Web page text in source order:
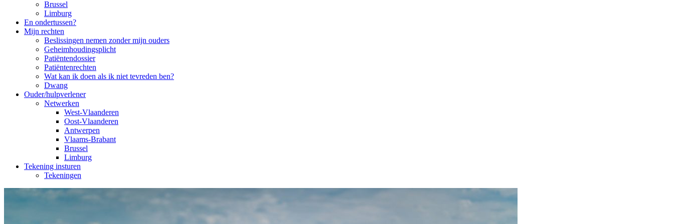
Brussel
Limburg
En ondertussen?
Mijn rechten
Beslissingen nemen zonder mijn ouders
Geheimhoudingsplicht
Patiëntendossier
Patiëntenrechten
Wat kan ik doen als ik niet tevreden ben?
Dwang
Ouder/hulpverlener
Netwerken
West-Vlaanderen
Oost-Vlaanderen
Antwerpen
Vlaams-Brabant
Brussel
Limburg
Tekening insturen
Tekeningen